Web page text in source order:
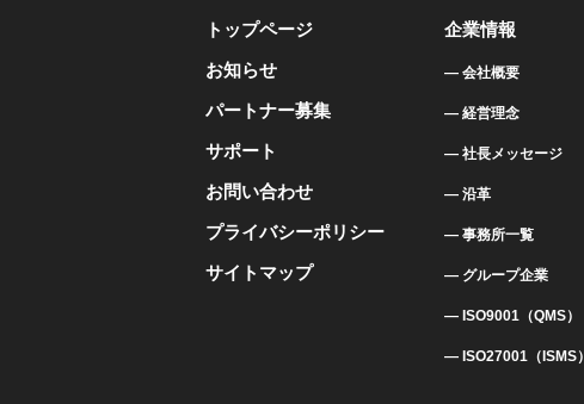
トップページ
お知らせ
パートナー募集
サポート
お問い合わせ
プライバシーポリシー
サイトマップ
企業情報
会社概要
経営理念
社長メッセージ
沿革
事務所一覧
グループ企業
ISO9001（QMS）
ISO27001（ISMS）